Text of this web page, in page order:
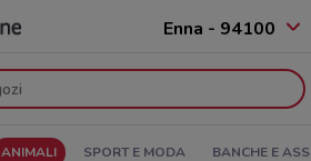
Enna - 94100
ANIMALI SPORT E MODA BANCHE E